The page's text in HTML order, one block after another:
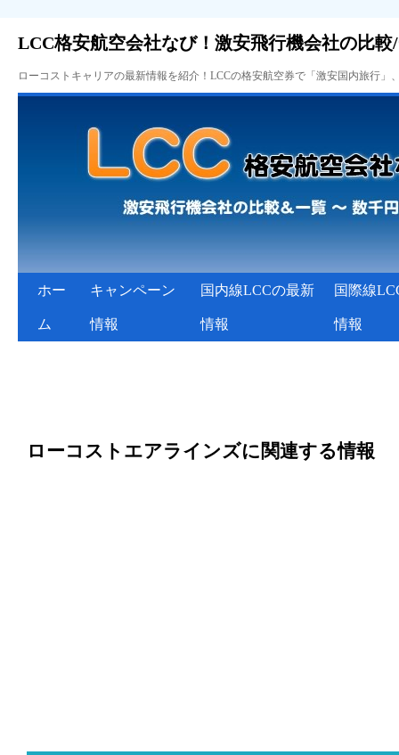
LCC格安航空会社なび！激安飛行機会社の比較
ローコストキャリアの最新情報を紹介！LCCの格安航空券で「激安国内旅行
ホー
ム
キャンペーン
情報
国内線LCCの最新
情報
国際線
情報
ローコストエアラインズに関連する情報